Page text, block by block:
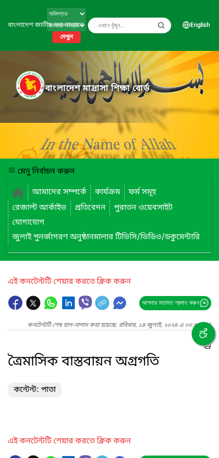
বাংলাদেশ জাতীয় তথ্য বাতায়ন
দেখুন
English
বাংলাদেশ মাদ্রাসা শিক্ষা বোর্ড
মেনু নির্বাচন করুন
আমাদের সম্পর্কে
কার্যক্রম
ফর্ম সমূহ
রেজাল্ট আর্কাইভ
প্রতিবেদন
পুরাতন ওয়েবসাইট
যোগাযোগ
জুলাই পুনর্জাগরণ অনুষ্ঠানমালার টিভিসি/ভিডিও/ডকুমেন্টারি
এই কনটেন্টটি শেয়ার করতে ক্লিক করুন
আপনার মতামত প্রদান করুন
কনটেন্টটি শেষ হাল-নাগাদ করা হয়েছে: রবিবার, ১৪ জুলাই, ২০২৪ এ ০৩:৪৪ PM
ত্রৈমাসিক বাস্তবায়ন অগ্রগতি
কন্টেন্ট: পাতা
এই কনটেন্টটি শেয়ার করতে ক্লিক করুন